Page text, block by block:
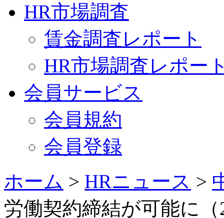
HR市場調査
賃金調査レポート
HR市場調査レポー
会員サービス
会員規約
会員登録
ホーム > HRニュース >
労働契約締結が可能に（